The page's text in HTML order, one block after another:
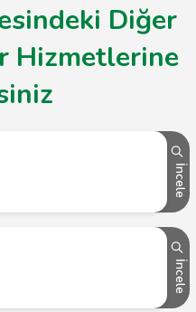
Diğer
Hizmetlerine
İncele
İncele